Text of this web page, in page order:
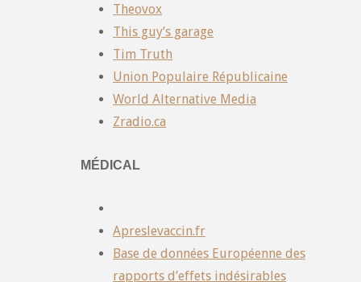
Theovox
This guy’s garage
Tim Truth
Union Populaire Républicaine
World Alternative Media
Zradio.ca
MÉDICAL
Apreslevaccin.fr
Base de données Européenne des
rapports d’effets indésirables